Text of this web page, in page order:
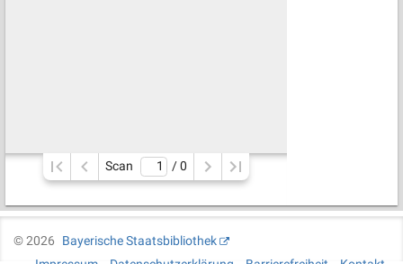
Scan / 0
©2026
Bayerische Staatsbibliothek